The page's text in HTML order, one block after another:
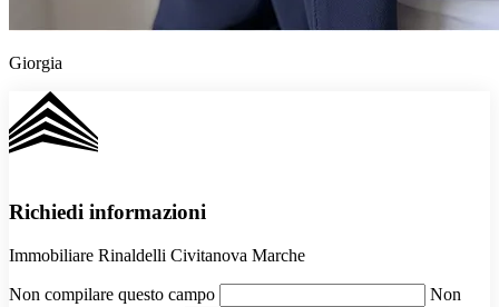
Giorgia
Richiedi informazioni
Immobiliare Rinaldelli Civitanova Marche
Non compilare questo campo
Non